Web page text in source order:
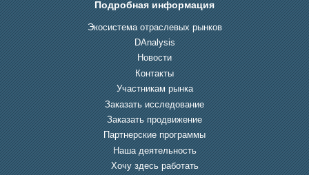
Подробная информация
Экосистема отраслевых рынков
DAnalysis
Новости
Контакты
Участникам рынка
Заказать исследование
Заказать продвижение
Партнерские программы
Наша деятельность
Хочу здесь работать